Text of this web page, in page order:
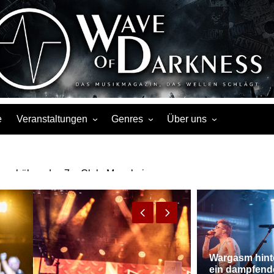
Events, Fotos, Termine, Interviews, Berichte, Musik
Veranstaltungen
Konzerte
Festivals
Veranstaltungsorte
Genres
Punk
Folk / Mittelalter
Weitere Genres
Über uns
Wargasm
ein